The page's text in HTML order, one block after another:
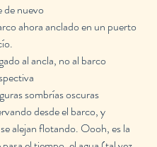
nuevo
ahora anclado en un puerto
al ancla, no al barco
sombrías oscuras
desde el barco, y
alejan flotando. Oooh, es la